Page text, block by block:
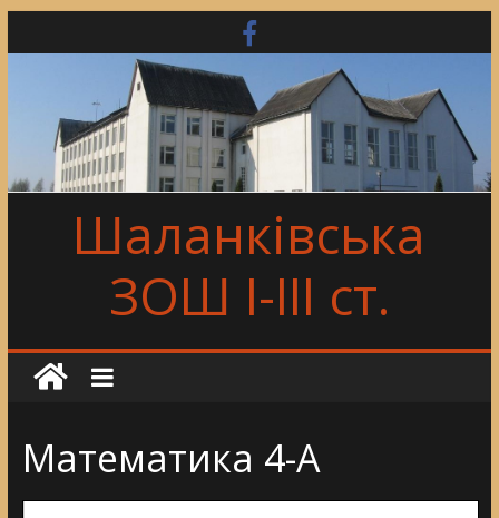
to
Шаланківська
ЗОШ І-ІІІ ст.
Математика 4-А